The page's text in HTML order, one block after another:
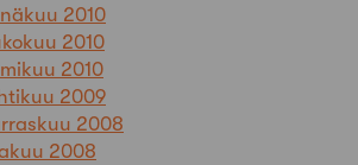
2010
2010
2010
2009
2008
2008